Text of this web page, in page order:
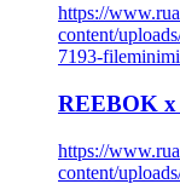
https://
content/
7193-
REEBOK x
https://
content/